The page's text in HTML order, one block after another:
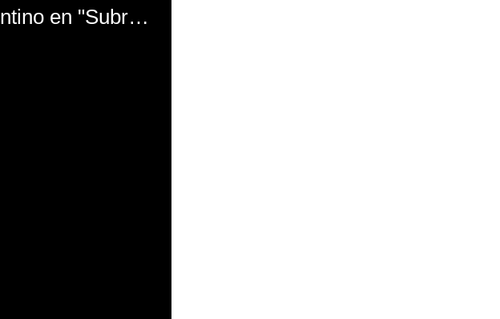
El mal momento de Yanina Gasañol con un hincha argentino en "Subrayado"